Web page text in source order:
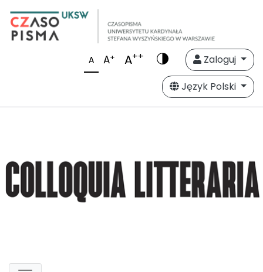
A A+ A++
Zaloguj
Język Polski